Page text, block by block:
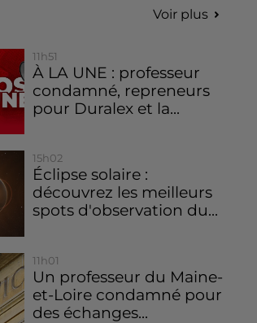
Voir plus
11h51
À LA UNE : professeur
condamné, repreneurs
pour Duralex et la...
15h02
Éclipse solaire :
découvrez les meilleurs
spots d'observation du...
11h01
Un professeur du Maine-
et-Loire condamné pour
des échanges...